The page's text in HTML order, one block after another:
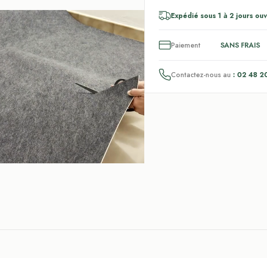
Expédié sous 1 à 2 jours
Paiement SANS FRAIS
Contactez-nous au : 02 48